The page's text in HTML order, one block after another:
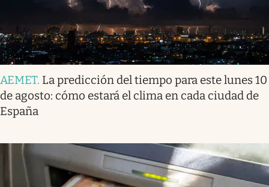
AEMET. La predicción del tiempo para este lunes 10
de agosto: cómo estará el clima en cada ciudad de
España